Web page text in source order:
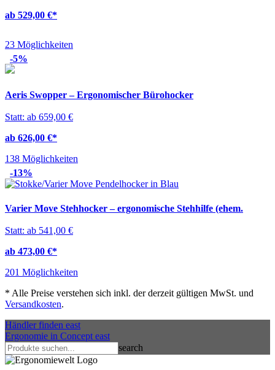
ab 529,00 €*
23 Möglichkeiten
-5%
Aeris Swopper – Ergonomischer Bürohocker
Statt: ab 659,00 €
ab 626,00 €*
138 Möglichkeiten
-13%
Varier Move Stehhocker – ergonomische Stehhilfe (ehem.
Statt: ab 541,00 €
ab 473,00 €*
201 Möglichkeiten
* Alle Preise verstehen sich inkl. der derzeit gültigen MwSt. und
Versandkosten.
Händler finden east
Ergonomie in Concept east
search